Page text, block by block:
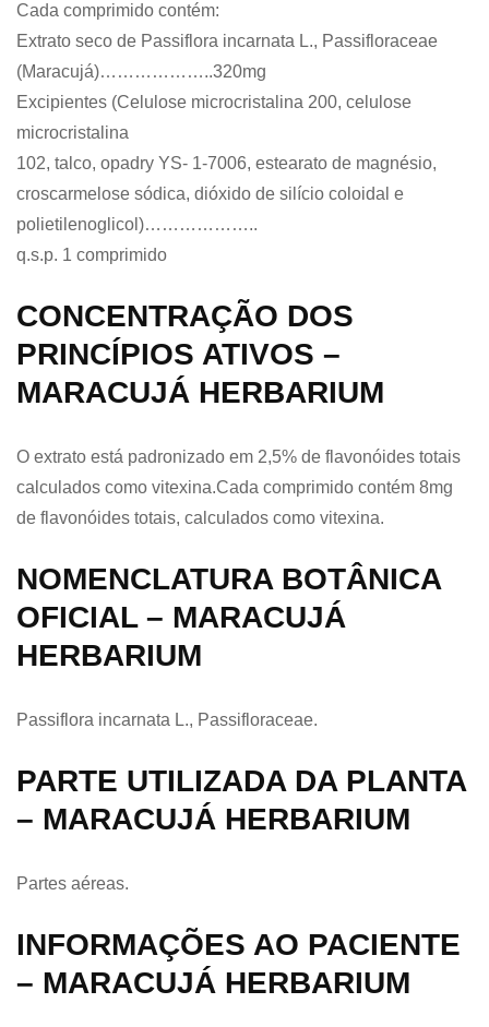
Cada comprimido contém:
Extrato seco de Passiflora incarnata L., Passifloraceae
(Maracujá)………………..320mg
Excipientes (Celulose microcristalina 200, celulose
microcristalina
102, talco, opadry YS- 1-7006, estearato de magnésio,
croscarmelose sódica, dióxido de silício coloidal e
polietilenoglicol)………………..
q.s.p. 1 comprimido
CONCENTRAÇÃO DOS
PRINCÍPIOS ATIVOS –
MARACUJÁ HERBARIUM
O extrato está padronizado em 2,5% de flavonóides totais
calculados como vitexina.Cada comprimido contém 8mg
de flavonóides totais, calculados como vitexina.
NOMENCLATURA BOTÂNICA
OFICIAL – MARACUJÁ
HERBARIUM
Passiflora incarnata L., Passifloraceae.
PARTE UTILIZADA DA PLANTA
– MARACUJÁ HERBARIUM
Partes aéreas.
INFORMAÇÕES AO PACIENTE
– MARACUJÁ HERBARIUM